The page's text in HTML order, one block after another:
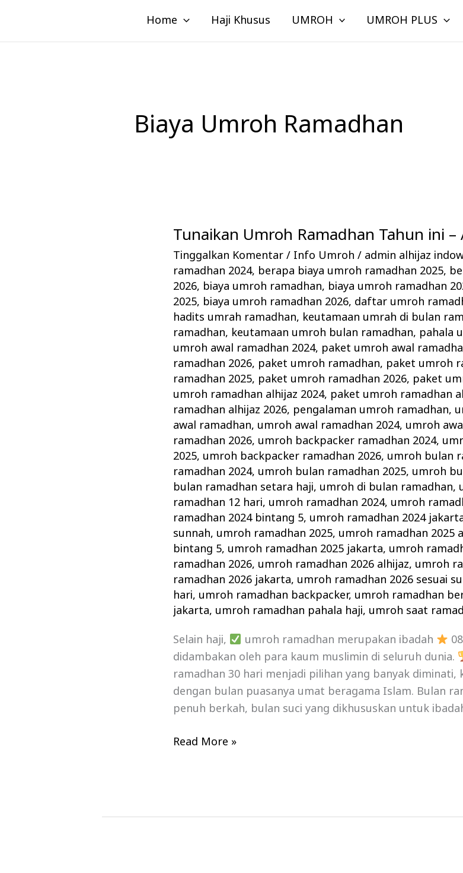
konten
Home Haji Khusus UMROH UMROH PLUS
Biaya Umroh Ramadhan
Tunaikan Umroh Ramadhan Tahun ini
Tinggalkan Komentar / Info Umroh / admin alhijaz
ramadhan 2024, berapa biaya umroh ramadhan 2025,
2026, biaya umroh ramadhan, biaya umroh ramadhan
2025, biaya umroh ramadhan 2026, daftar umroh
hadits umrah ramadhan, keutamaan umrah di bulan
ramadhan, keutamaan umroh bulan ramadhan, pahala
umroh awal ramadhan 2024, paket umroh awal
ramadhan 2026, paket umroh ramadhan, paket umroh
ramadhan 2025, paket umroh ramadhan 2026, paket
umroh ramadhan alhijaz 2024, paket umroh ramadhan
ramadhan alhijaz 2026, pengalaman umroh ramadhan,
awal ramadhan, umroh awal ramadhan 2024, umroh
ramadhan 2026, umroh backpacker ramadhan 2024,
2025, umroh backpacker ramadhan 2026, umroh bulan
ramadhan 2024, umroh bulan ramadhan 2025, umroh
bulan ramadhan setara haji, umroh di bulan ramadhan,
ramadhan 12 hari, umroh ramadhan 2024, umroh
ramadhan 2024 bintang 5, umroh ramadhan 2024
sunnah, umroh ramadhan 2025, umroh ramadhan 2025
bintang 5, umroh ramadhan 2025 jakarta, umroh
ramadhan 2026, umroh ramadhan 2026 alhijaz, umroh
ramadhan 2026 jakarta, umroh ramadhan 2026 sesuai
hari, umroh ramadhan backpacker, umroh ramadhan
jakarta, umroh ramadhan pahala haji, umroh saat
Selain haji, umroh ramadhan merupakan ibadah
didambakan oleh para kaum muslimin di seluruh dunia.
ramadhan 30 hari menjadi pilihan yang banyak
dengan bulan puasanya umat beragama Islam. Bulan
penuh berkah, bulan suci yang dikhususkan untuk
Tunaikan
Umroh
Ramadhan
Tahun
ini
–
Alhijaz
Indowisata
Read More »